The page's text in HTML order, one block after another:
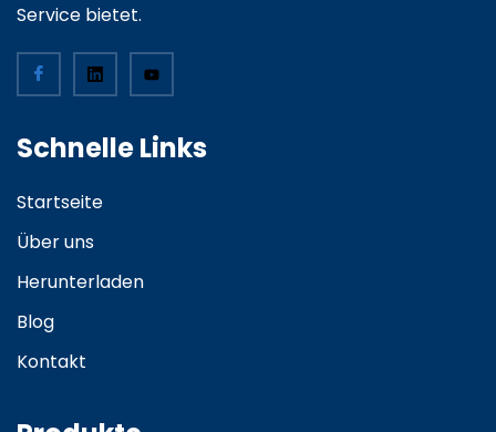
Service bietet.
Schnelle Links
Startseite
Über uns
Herunterladen
Blog
Kontakt